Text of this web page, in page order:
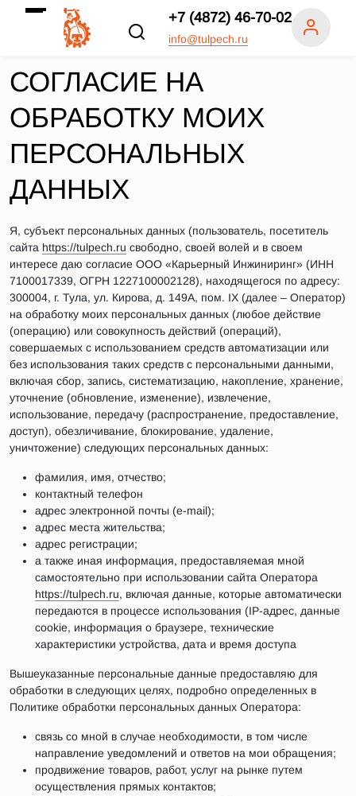
+7 (4872) 46-70-02
info@tulpech.ru
СОГЛАСИЕ НА
ОБРАБОТКУ МОИХ
ПЕРСОНАЛЬНЫХ
ДАННЫХ
Я, субъект персональных данных (пользователь, посетитель
сайта https://tulpech.ru свободно, своей волей и в своем
интересе даю согласие ООО «Карьерный Инжиниринг» (ИНН
7100017339, ОГРН 1227100002128), находящегося по адресу:
300004, г. Тула, ул. Кирова, д. 149А, пом. IX (далее – Оператор)
на обработку моих персональных данных (любое действие
(операцию) или совокупность действий (операций),
совершаемых с использованием средств автоматизации или
без использования таких средств с персональными данными,
включая сбор, запись, систематизацию, накопление, хранение,
уточнение (обновление, изменение), извлечение,
использование, передачу (распространение, предоставление,
доступ), обезличивание, блокирование, удаление,
уничтожение) следующих персональных данных:
фамилия, имя, отчество;
контактный телефон
адрес электронной почты (e-mail);
адрес места жительства;
адрес регистрации;
а также иная информация, предоставляемая мной
самостоятельно при использовании сайта Оператора
https://tulpech.ru, включая данные, которые автоматически
передаются в процессе использования (IP-адрес, данные
cookie, информация о браузере, технические
характеристики устройства, дата и время доступа
Вышеуказанные персональные данные предоставляю для
обработки в следующих целях, подробно определенных в
Политике обработки персональных данных Оператора:
связь со мной в случае необходимости, в том числе
направление уведомлений и ответов на мои обращения;
продвижение товаров, работ, услуг на рынке путем
осуществления прямых контактов;